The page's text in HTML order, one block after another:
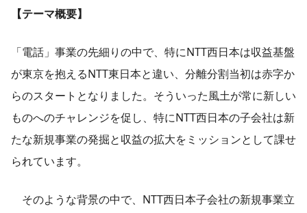
【テーマ概要】
「電話」事業の先細りの中で、特にNTT西日本は収益基盤
が東京を抱えるNTT東日本と違い、分離分割当初は赤字か
らのスタートとなりました。そういった風土が常に新しい
ものへのチャレンジを促し、特にNTT西日本の子会社は新
たな新規事業の発掘と収益の拡大をミッションとして課せ
られています。
そのような背景の中で、NTT西日本子会社の新規事業立